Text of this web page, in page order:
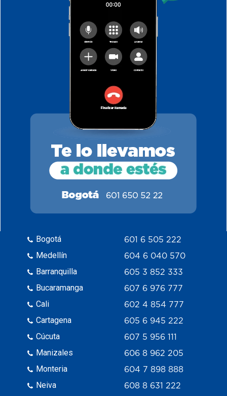
Bogotá
Medellín
Barranquilla
Bucaramanga
Cali
Cartagena
Cúcuta
Manizales
Monteria
Neiva
601 6 505 222
604 6 040 570
605 3 852 333
607 6 976 777
602 4 854 777
605 6 945 222
607 5 956 111
606 8 962 205
604 7 898 888
608 8 631 222